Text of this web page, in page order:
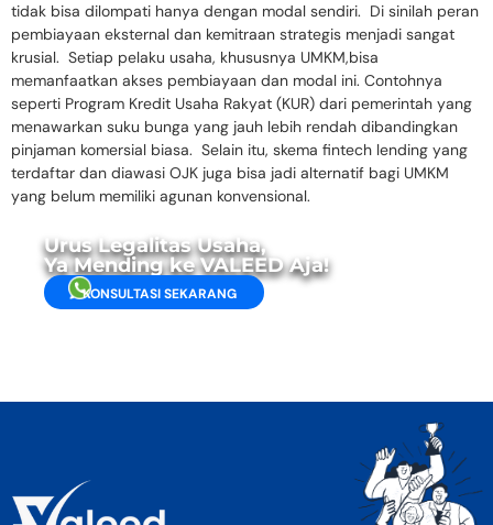
tidak bisa dilompati hanya dengan modal sendiri. Di sinilah peran
pembiayaan eksternal dan kemitraan strategis menjadi sangat
krusial. Setiap pelaku usaha, khususnya UMKM,bisa
memanfaatkan akses pembiayaan dan modal ini. Contohnya
seperti Program Kredit Usaha Rakyat (KUR) dari pemerintah yang
menawarkan suku bunga yang jauh lebih rendah dibandingkan
pinjaman komersial biasa. Selain itu, skema fintech lending yang
terdaftar dan diawasi OJK juga bisa jadi alternatif bagi UMKM
yang belum memiliki agunan konvensional.
Urus Legalitas Usaha,
Ya Mending ke VALEED Aja!
KONSULTASI SEKARANG